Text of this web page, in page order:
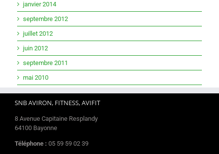
janvier 2014
septembre 2012
juillet 2012
juin 2012
septembre 2011
mai 2010
SNB AVIRON, FITNESS, AVIFIT
8 Avenue Capitaine Resplandy
64100 Bayonne
Téléphone : 05 59 59 02 39